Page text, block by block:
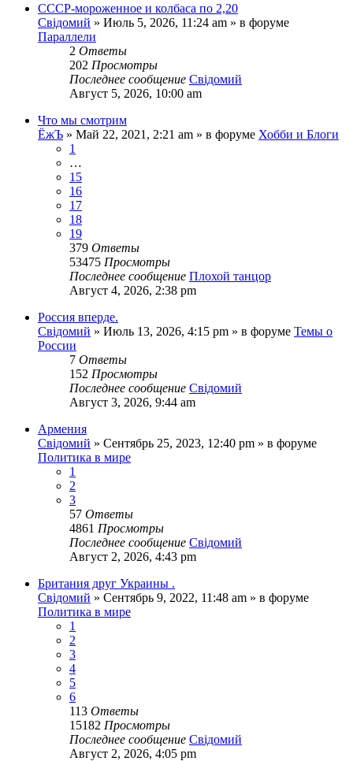
СССР-мороженное и колбаса по 2,20
Свідомий » Июль 5, 2026, 11:24 am » в форуме
Параллели
2 Ответы
202 Просмотры
Последнее сообщение Свідомий
Август 5, 2026, 10:00 am
Что мы смотрим
ЁжЪ » Май 22, 2021, 2:21 am » в форуме Хобби и Блоги
1
…
15
16
17
18
19
379 Ответы
53475 Просмотры
Последнее сообщение Плохой танцор
Август 4, 2026, 2:38 pm
Россия вперде.
Свідомий » Июль 13, 2026, 4:15 pm » в форуме Темы о
России
7 Ответы
152 Просмотры
Последнее сообщение Свідомий
Август 3, 2026, 9:44 am
Армения
Свідомий » Сентябрь 25, 2023, 12:40 pm » в форуме
Политика в мире
1
2
3
57 Ответы
4861 Просмотры
Последнее сообщение Свідомий
Август 2, 2026, 4:43 pm
Британия друг Украины .
Свідомий » Сентябрь 9, 2022, 11:48 am » в форуме
Политика в мире
1
2
3
4
5
6
113 Ответы
15182 Просмотры
Последнее сообщение Свідомий
Август 2, 2026, 4:05 pm